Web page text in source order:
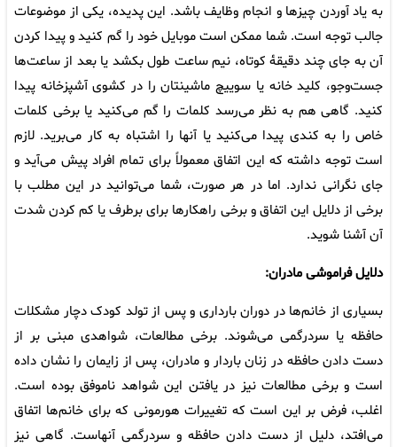
به یاد آوردن چیزها و انجام وظایف باشد. این پدیده، یکی از موضوعات
جالب توجه است. شما ممکن است موبایل خود را گم کنید و پیدا کردن
آن به جای چند دقیقۀ کوتاه، نیم ساعت طول بکشد یا بعد از ساعت‌ها
جست‌وجو، کلید خانه یا سوییچ ماشینتان را در کشوی آشپزخانه پیدا
کنید. گاهی هم به نظر می‌رسد کلمات را گم می‌کنید یا برخی کلمات
خاص را به کندی پیدا می‌کنید یا آنها را اشتباه به کار می‌برید. لازم
است توجه داشته که این اتفاق معمولاً برای تمام افراد پیش می‌آید و
جای نگرانی ندارد. اما در هر صورت، شما می‌توانید در این مطلب با
برخی از دلایل این اتفاق و برخی راهکارها برای برطرف یا کم کردن شدت
آن آشنا شوید.
دلایل فراموشی مادران:
بسیاری از خانم‌ها در دوران بارداری و پس از تولد کودک دچار مشکلات
حافظه یا سردرگمی می‌شوند. برخی مطالعات، شواهدی مبنی بر از
دست دادن حافظه در زنان باردار و مادران، پس از زایمان را نشان داده
است و برخی مطالعات نیز در یافتن این شواهد ناموفق بوده است.
اغلب، فرض بر این است که تغییرات هورمونی که برای خانم‌ها اتفاق
می‌افتد، دلیل از دست دادن حافظه و سردرگمی آنهاست. گاهی نیز